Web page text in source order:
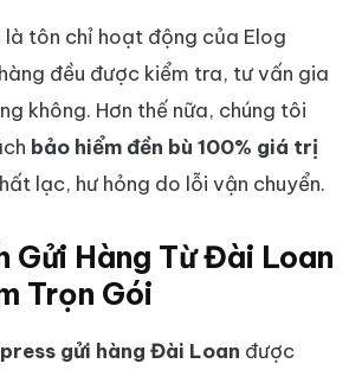
là tôn chỉ hoạt động của Elog
đều được kiểm tra, tư vấn gia
không. Hơn thế nữa, chúng tôi
bảo hiểm đền bù 100% giá trị
lạc, hư hỏng do lỗi vận chuyển.
Gửi Hàng Từ Đài Loan
Trọn Gói
gửi hàng Đài Loan được